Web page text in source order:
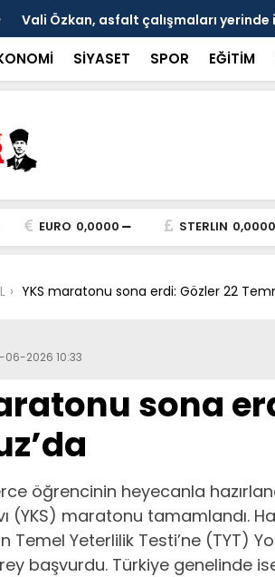
Vali Özkan, asfalt çalışmaları yerinde
SİYASET SPOR EĞİTİM
EURO 0,0000 STERLIN 0,0000
YKS maratonu sona erdi: Gözler 22
06-2026 10:33
sona
öğrencinin heyecanla
(YKS) maratonu tamamlandı.
Temel Yeterlilik Testi’ne (TYT)
başvurdu. Türkiye genelinde